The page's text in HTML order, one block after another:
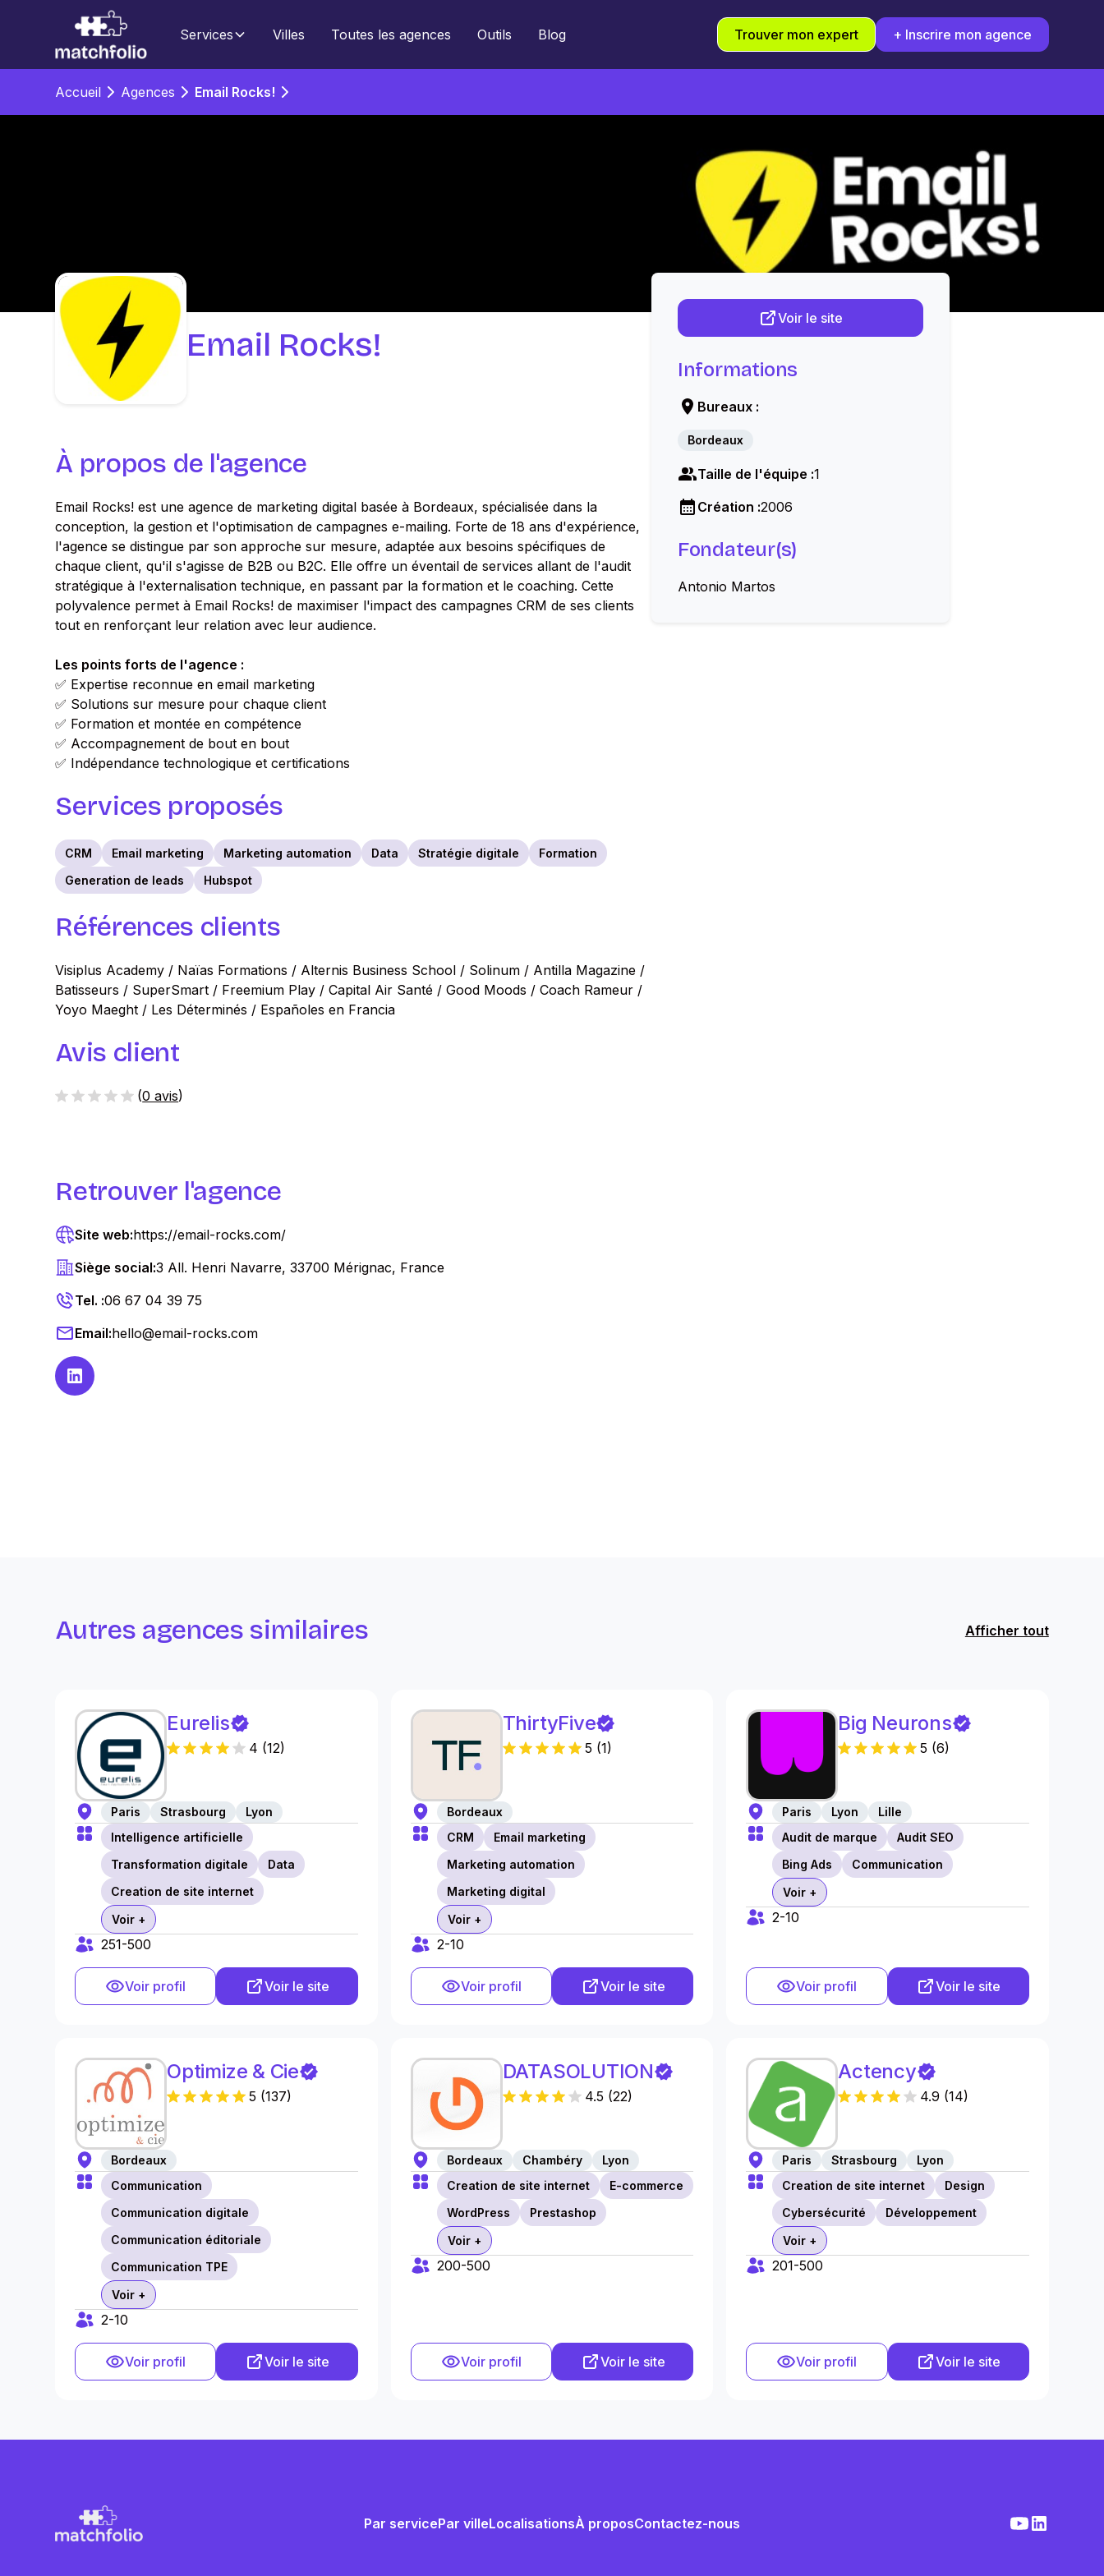
Services Villes Toutes les agences Outils Blog Trouver mon expert + Inscrire mon agence
Accueil Agences Email Rocks!
Email Rocks!
À propos de l'agence
Email Rocks! est une agence de marketing digital basée à Bordeaux, spécialisée dans la
conception, la gestion et l'optimisation de campagnes e-mailing. Forte de 18 ans d'expérience,
l'agence se distingue par son approche sur mesure, adaptée aux besoins spécifiques de
chaque client, qu'il s'agisse de B2B ou B2C. Elle offre un éventail de services allant de l'audit
stratégique à l'externalisation technique, en passant par la formation et le coaching. Cette
polyvalence permet à Email Rocks! de maximiser l'impact des campagnes CRM de ses clients
tout en renforçant leur relation avec leur audience.
Les points forts de l'agence :
✅ Expertise reconnue en email marketing
✅ Solutions sur mesure pour chaque client
✅ Formation et montée en compétence
✅ Accompagnement de bout en bout
✅ Indépendance technologique et certifications
Services proposés
CRM Email marketing Marketing automation Data Stratégie digitale
Formation
Generation de leads
Hubspot
Références clients
Visiplus Academy / Naïas Formations / Alternis Business School / Solinum / Antilla Magazine /
Batisseurs / SuperSmart / Freemium Play / Capital Air Santé / Good Moods / Coach Rameur /
Yoyo Maeght / Les Déterminés / Españoles en Francia
Avis client
(0 avis)
Voir le site
Informations
Bureaux :
Bordeaux
Taille de l'équipe :1
Création :2006
Fondateur(s)
Antonio Martos
Retrouver l'agence
Site web:https://email-rocks.com/
Siège social:3 All. Henri Navarre, 33700 Mérignac, France
Tel. :06 67 04 39 75
Email:hello@email-rocks.com
Autres agences similaires Afficher tout
Eurelis
4 (12)
Paris Strasbourg
Lyon
Intelligence artificielle
Transformation digitale
Data
Creation de site internet
Voir +
251-500
Voir profil Voir le site
ThirtyFive
5 (1)
Bordeaux
CRM
Email marketing
Marketing automation
Marketing digital
Voir +
2-10
Voir profil Voir le site
Big Neurons
5 (6)
Paris Lyon
Lille
Audit de marque
Audit SEO
Bing Ads
Communication
Voir +
2-10
Voir profil Voir le site
Optimize & Cie
5 (137)
Bordeaux
Communication
Communication digitale
Communication éditoriale
Communication TPE
Voir +
2-10
Voir profil Voir le site
DATASOLUTION
4.5 (22)
Bordeaux Chambéry
Lyon
Creation de site internet
E-commerce
WordPress
Prestashop
Voir +
200-500
Voir profil Voir le site
Actency
4.9 (14)
Paris Strasbourg
Lyon
Creation de site internet
Design
Cybersécurité
Développement
Voir +
201-500
Voir profil Voir le site
Par servicePar villeLocalisationsÀ proposContactez-nous